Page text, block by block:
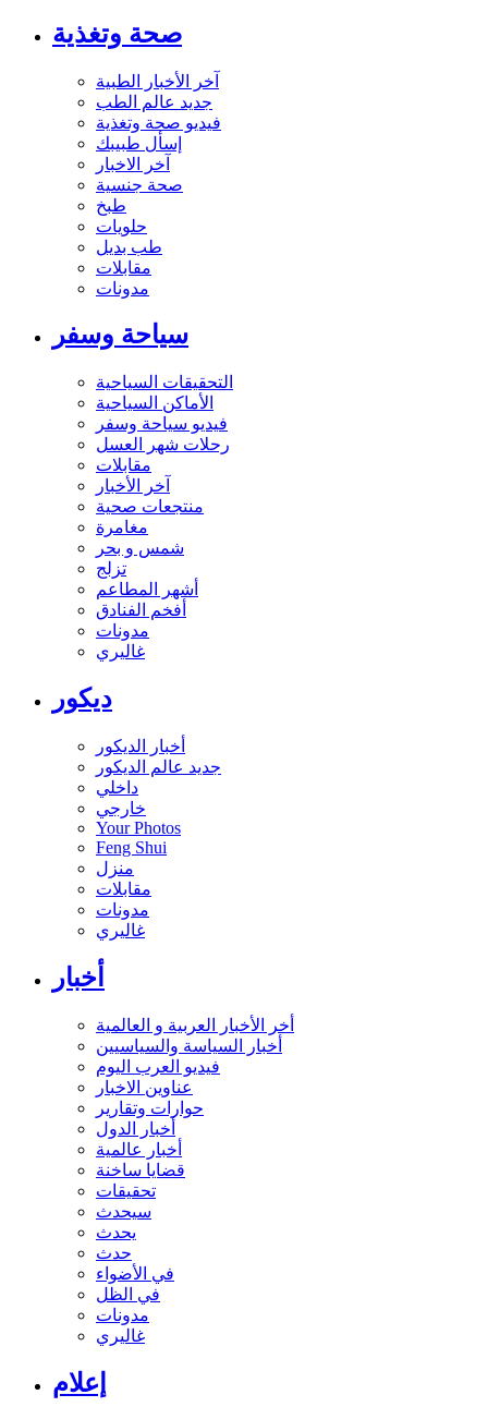
صحة وتغذية
آخر الأخبار الطبية
جديد عالم الطب
فيديو صحة وتغذية
إسأل طبيبك
آخر الاخبار
صحة جنسية
طبخ
حلويات
طب بديل
مقابلات
مدونات
سياحة وسفر
التحقيقات السياحية
الأماكن السياحية
فيديو سياحة وسفر
رحلات شهر العسل
مقابلات
آخر الأخبار
منتجعات صحية
مغامرة
شمس و بحر
تزلج
أشهر المطاعم
أفخم الفنادق
مدونات
غاليري
ديكور
أخبار الديكور
جديد عالم الديكور
داخلي
خارجي
Your Photos
Feng Shui
منزل
مقابلات
مدونات
غاليري
أخبار
أخر الأخبار العربية و العالمية
أخبار السياسة والسياسيين
فيديو العرب اليوم
عناوين الاخبار
حوارات وتقارير
أخبار الدول
أخبار عالمية
قضايا ساخنة
تحقيقات
سيحدث
يحدث
حدث
في الأضواء
في الظل
مدونات
غاليري
إعلام